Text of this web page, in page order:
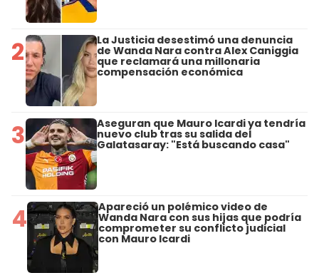
2 La Justicia desestimó una denuncia
de Wanda Nara contra Alex Caniggia
que reclamará una millonaria
compensación económica
3 Aseguran que Mauro Icardi ya tendría
nuevo club tras su salida del
Galatasaray: "Está buscando casa"
4 Apareció un polémico video de
Wanda Nara con sus hijas que podría
comprometer su conflicto judicial
con Mauro Icardi